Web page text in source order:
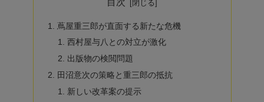
目次
蔦屋重三郎が直面する新たな危機
西村屋与八との対立が激化
出版物の検閲問題
田沼意次の策略と重三郎の抵抗
新しい改革案の提示